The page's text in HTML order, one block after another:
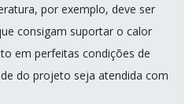
por exemplo, deve ser
consigam suportar o calor
em perfeitas condições de
do projeto seja atendida com